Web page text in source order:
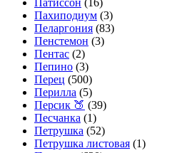
Патиссон (16)
Пахиподиум (3)
Пеларгония (83)
Пенстемон (3)
Пентас (2)
Пепино (3)
Перец (500)
Перилла (5)
Персик 🍑 (39)
Песчанка (1)
Петрушка (52)
Петрушка листовая (1)